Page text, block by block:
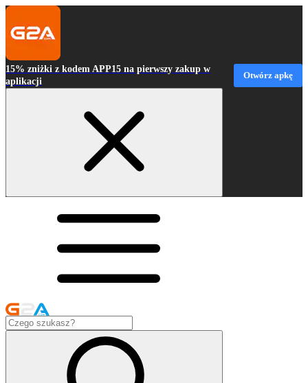
15% zniżki z kodem APP15 na pierwszy zakup w
aplikacji
Otwórz apkę